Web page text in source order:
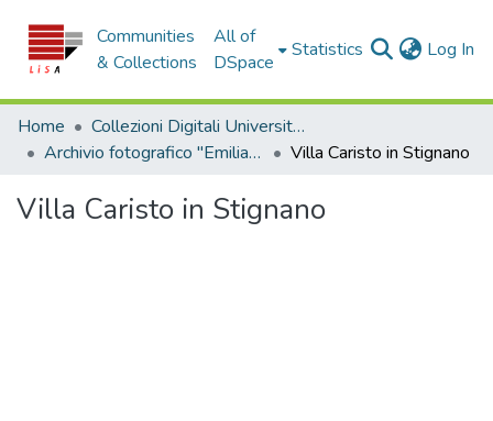
Communities
& Collections
All of
DSpace
Statistics Log In
Home
Collezioni Digitali Università della Calabria
Archivio fotografico "Emilia Zinzi"
Villa Caristo in Stignano
Villa Caristo in Stignano